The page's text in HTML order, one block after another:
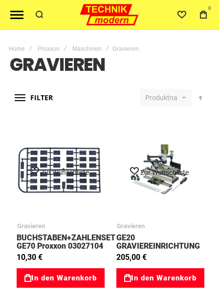
0
Home Proxxon Maschinen Gravieren
GRAVIEREN
FILTER Produktname
Zur Wunschliste
Gravieren
BUCHSTABEN+ZAHLENSET
GE70 Proxxon 03027104
10,30 €
In den Warenkorb
Zur Wunschliste
Gravieren
GE20
GRAVIEREINRICHTUNG
Proxxon 03027106
205,00 €
In den Warenkorb